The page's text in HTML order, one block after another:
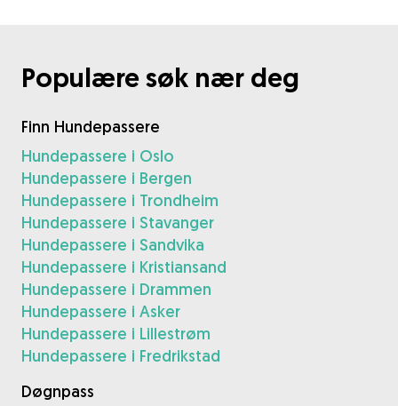
Populære søk nær deg
Finn Hundepassere
Hundepassere i Oslo
Hundepassere i Bergen
Hundepassere i Trondheim
Hundepassere i Stavanger
Hundepassere i Sandvika
Hundepassere i Kristiansand
Hundepassere i Drammen
Hundepassere i Asker
Hundepassere i Lillestrøm
Hundepassere i Fredrikstad
Døgnpass